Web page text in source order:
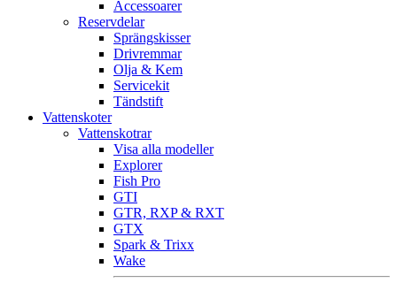
Accessoarer
Reservdelar
Sprängskisser
Drivremmar
Olja & Kem
Servicekit
Tändstift
Vattenskoter
Vattenskotrar
Visa alla modeller
Explorer
Fish Pro
GTI
GTR, RXP & RXT
GTX
Spark & Trixx
Wake